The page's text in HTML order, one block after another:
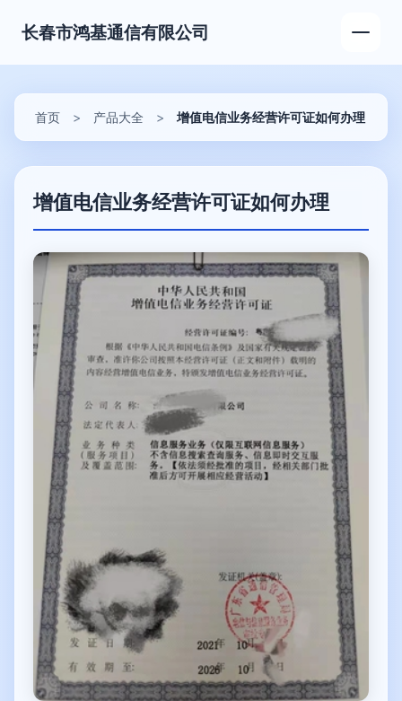
长春市鸿基通信有限公司
首页 > 产品大全 > 增值电信业务经营许可证如何办理
增值电信业务经营许可证如何办理